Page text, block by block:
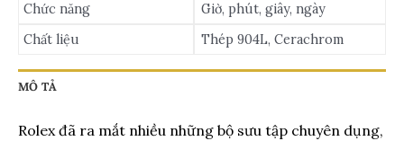
MÔ TẢ
Rolex đã ra mắt nhiều những bộ sưu tập chuyên dụng,
Chức năng
Giờ, phút, giây, ngày
Chất liệu
Thép 904L, Cerachrom